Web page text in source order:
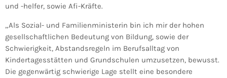
und -helfer, sowie Afi-Kräfte.
„Als Sozial- und Familienministerin bin ich mir der hohen
gesellschaftlichen Bedeutung von Bildung, sowie der
Schwierigkeit, Abstandsregeln im Berufsalltag von
Kindertagesstätten und Grundschulen umzusetzen, bewusst.
Die gegenwärtig schwierige Lage stellt eine besondere